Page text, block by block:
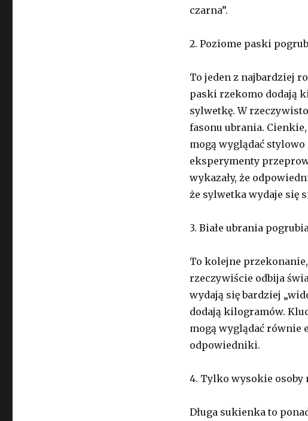
czarna”.
2. Poziome paski
To jeden z najbardziej
paski rzekomo dodają
sylwetkę. W
fasonu ubrania.
mogą wyglądać
eksperymenty
wykazały, że
że sylwetka wydaje się
3. Białe ubrania
To kolejne
rzeczywiście odbija
wydają się bardziej
dodają kilogramów.
mogą wyglądać równie
odpowiedniki.
4. Tylko wysokie osoby
Długa sukienka to